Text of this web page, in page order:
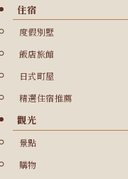
住宿
度假別墅
飯店旅館
日式町屋
精選住宿推薦
觀光
景點
購物